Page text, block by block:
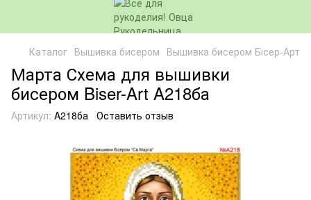
Каталог Вышивка бисером Вышивка бисером Бісер-Арт
Марта Схема для вышивки
бисером Biser-Art A218ба
Артикул: A218ба Оставить отзыв